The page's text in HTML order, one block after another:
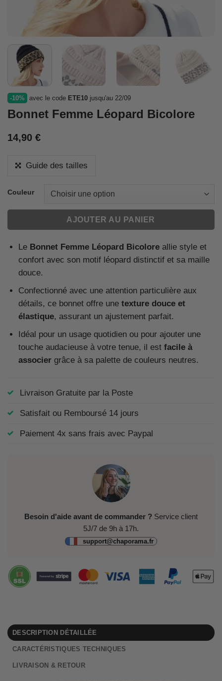
-10% avec le code ETE10 jusqu'au 22/09
Bonnet Femme Léopard Bicolore
14,90 €
Guide des tailles
Couleur
AJOUTER AU PANIER
Le Bonnet Femme Léopard Bicoloreallie style et
confort avec son motif léopard distinctif et sa maille
douce.
Confectionné avec une attention particulière aux
détails, ce bonnet offre une texture douce et
élastique, assurant un ajustement parfait.
Idéal pour un usage quotidien ou pour ajouter une
touche audacieuse à votre tenue, il est facile à
associergrâce à sa palette de couleurs neutres.
Livraison Gratuite par la Poste
Satisfait ou Remboursé 14 jours
Paiement 4x sans frais avec Paypal
Besoin d'aide avant de commander ? Service client
5J/7 de 9h à 17h.
support@chaporama.fr
DESCRIPTION DÉTAILLÉE
CARACTÉRISTIQUES TECHNIQUES
LIVRAISON & RETOUR